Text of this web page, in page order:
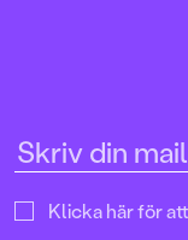
Klicka här för